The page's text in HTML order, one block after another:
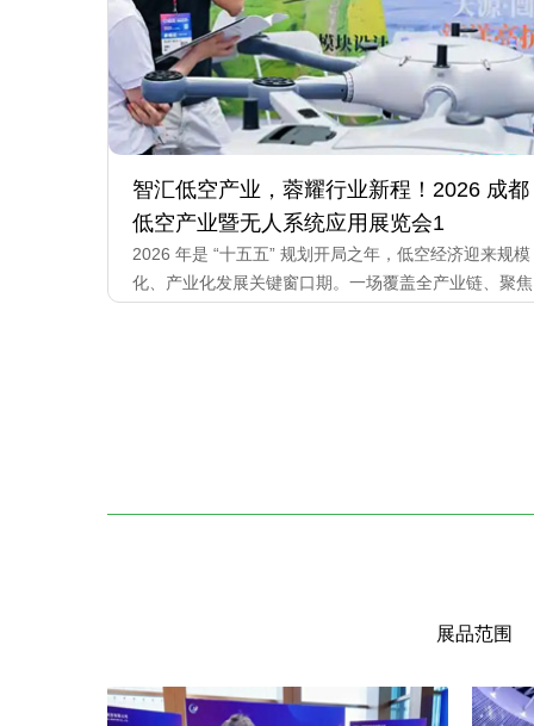
智汇低空产业，蓉耀行业新程！2026 成都
低空产业暨无人系统应用展览会1
2026 年是 “十五五” 规划开局之年，低空经济迎来规模
化、产业化发展关键窗口期。一场覆盖全产业链、聚焦
展品范围